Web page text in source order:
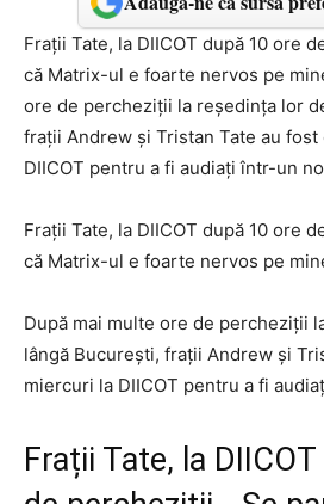
Frații Tate, la DIICOT după 10 ore
că Matrix-ul e foarte nervos pe
ore de percheziții la reședința lor
fraţii Andrew şi Tristan Tate au
DIICOT pentru a fi audiaţi într-un
Frații Tate, la DIICOT după 10 ore
că Matrix-ul e foarte nervos pe
După mai multe ore de percheziții
lângă București, fraţii Andrew şi
miercuri la DIICOT pentru a fi
Frații Tate, la